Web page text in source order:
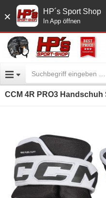
× HP´s Sport Shop
In App öffnen
CCM 4R PRO3 Handschuh